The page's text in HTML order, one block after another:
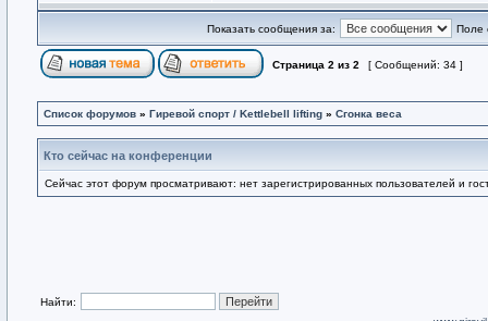
Показать сообщения за: Поле
Страница 2 из 2 [ Сообщений: 34 ]
Список форумов » Гиревой спорт / Kettlebell lifting » Сгонка веса
Кто сейчас на конференции
Сейчас этот форум просматривают: нет зарегистрированных пользователей и
Найти: